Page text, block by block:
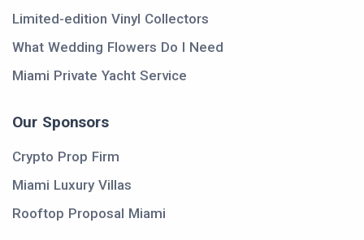
Limited-edition Vinyl Collectors
What Wedding Flowers Do I Need
Miami Private Yacht Service
Our Sponsors
Crypto Prop Firm
Miami Luxury Villas
Rooftop Proposal Miami